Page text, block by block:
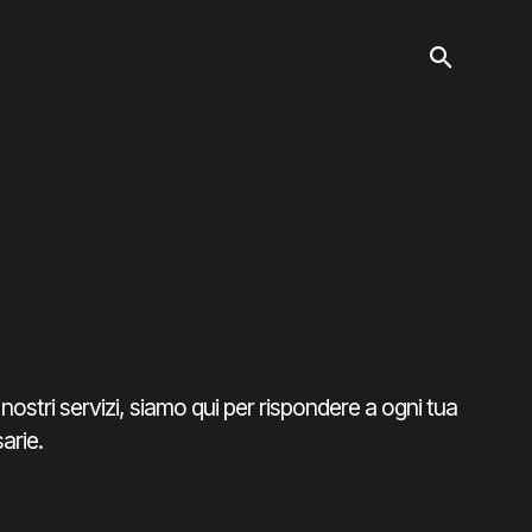
servizi, siamo qui per rispondere a ogni tua